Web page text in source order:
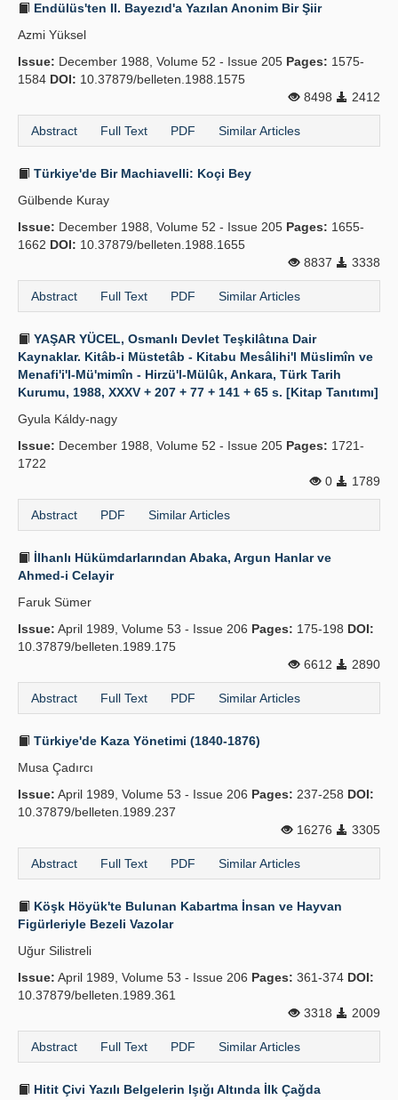
Endülüs'ten II. Bayezıd'a Yazılan Anonim Bir Şiir
Azmi Yüksel
Issue: December 1988, Volume 52 - Issue 205 Pages: 1575-
1584 DOI: 10.37879/belleten.1988.1575
8498
2412
Abstract Full Text PDF Similar Articles
Türkiye'de Bir Machiavelli: Koçi Bey
Gülbende Kuray
Issue: December 1988, Volume 52 - Issue 205 Pages: 1655-
1662 DOI: 10.37879/belleten.1988.1655
8837
3338
Abstract Full Text PDF Similar Articles
YAŞAR YÜCEL, Osmanlı Devlet Teşkilâtına Dair
Kaynaklar. Kitâb-i Müstetâb - Kitabu Mesâlihi'l Müslimîn ve
Menafi'i'l-Mü'mimîn - Hirzü'l-Mülûk, Ankara, Türk Tarih
Kurumu, 1988, XXXV + 207 + 77 + 141 + 65 s. [Kitap Tanıtımı]
Gyula Káldy-nagy
Issue: December 1988, Volume 52 - Issue 205 Pages: 1721-
1722
0
1789
Abstract PDF Similar Articles
İlhanlı Hükümdarlarından Abaka, Argun Hanlar ve
Ahmed-i Celayir
Faruk Sümer
Issue: April 1989, Volume 53 - Issue 206 Pages: 175-198 DOI:
10.37879/belleten.1989.175
6612
2890
Abstract Full Text PDF Similar Articles
Türkiye'de Kaza Yönetimi (1840-1876)
Musa Çadırcı
Issue: April 1989, Volume 53 - Issue 206 Pages: 237-258 DOI:
10.37879/belleten.1989.237
16276
3305
Abstract Full Text PDF Similar Articles
Köşk Höyük'te Bulunan Kabartma İnsan ve Hayvan
Figürleriyle Bezeli Vazolar
Uğur Silistreli
Issue: April 1989, Volume 53 - Issue 206 Pages: 361-374 DOI:
10.37879/belleten.1989.361
3318
2009
Abstract Full Text PDF Similar Articles
Hitit Çivi Yazılı Belgelerin Işığı Altında İlk Çağda